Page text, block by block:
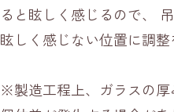
ると眩しく感じるので、
眩しく感じない位置に調整
※製造工程上、ガラスの